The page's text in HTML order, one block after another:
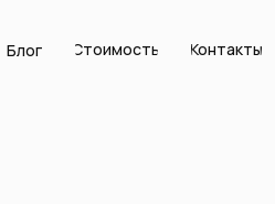
Блог Контакты
Стоимость